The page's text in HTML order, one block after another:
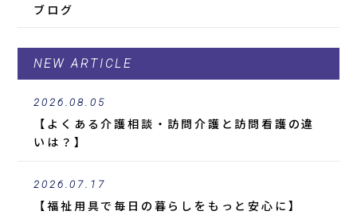
ブログ
NEW ARTICLE
2026.08.05
【よくある介護相談・訪問介護と訪問看護の違
いは？】
2026.07.17
【福祉用具で毎日の暮らしをもっと安心に】